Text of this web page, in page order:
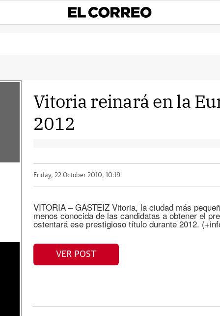
Vitoria reinará en la
2012
Friday, 22 October 2010, 10:19
VITORIA – GASTEIZ Vitoria, la ciudad más
menos conocida de las candidatas a obtener el
ostentará ese prestigioso título durante 2012.
VER POST